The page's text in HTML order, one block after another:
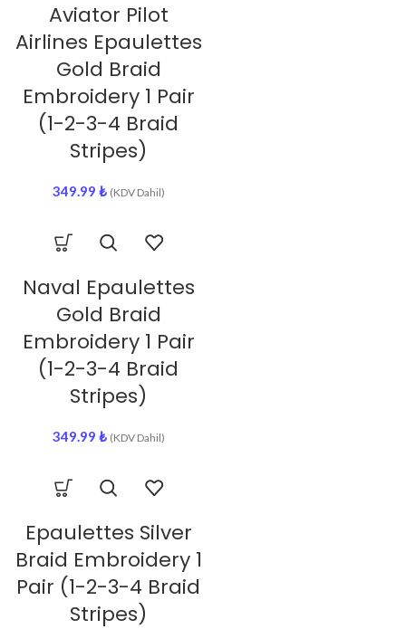
Aviator Pilot
Airlines Epaulettes
Gold Braid
Embroidery 1 Pair
(1-2-3-4 Braid
Stripes)
349.99 ₺ (KDV Dahil)
Naval Epaulettes
Gold Braid
Embroidery 1 Pair
(1-2-3-4 Braid
Stripes)
349.99 ₺ (KDV Dahil)
Epaulettes Silver
Braid Embroidery 1
Pair (1-2-3-4 Braid
Stripes)